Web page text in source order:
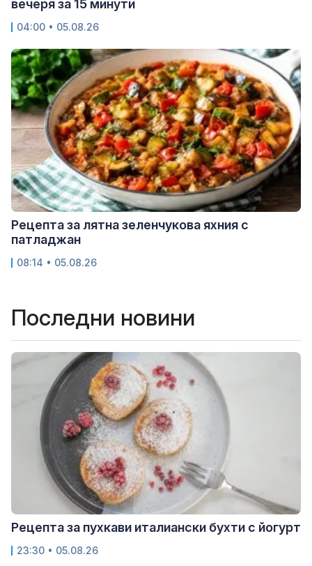
вечеря за 15 минути
04:00 • 05.08.26
Рецепта за лятна зеленчукова яхния с
патладжан
08:14 • 05.08.26
Последни новини
Рецепта за пухкави италиански бухти с йогурт
23:30 • 05.08.26